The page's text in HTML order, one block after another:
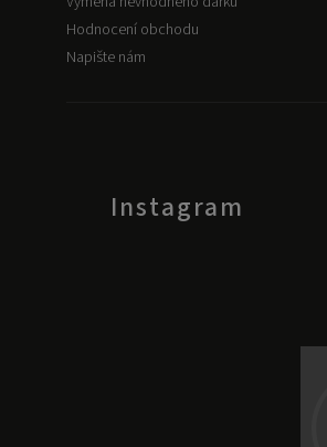
Instagram
Hodnocení obchodu
Napište nám